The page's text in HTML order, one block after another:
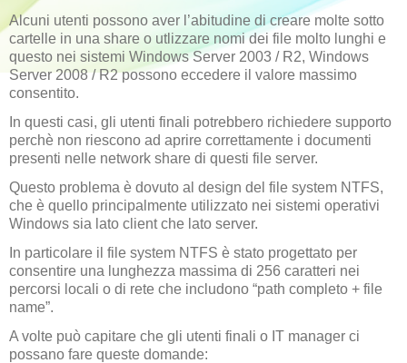
Alcuni utenti possono aver l’abitudine di creare molte sotto
cartelle in una share o utlizzare nomi dei file molto lunghi e
questo nei sistemi Windows Server 2003 / R2, Windows
Server 2008 / R2 possono eccedere il valore massimo
consentito.
In questi casi, gli utenti finali potrebbero richiedere supporto
perchè non riescono ad aprire correttamente i documenti
presenti nelle network share di questi file server.
Questo problema è dovuto al design del file system NTFS,
che è quello principalmente utilizzato nei sistemi operativi
Windows sia lato client che lato server.
In particolare il file system NTFS è stato progettato per
consentire una lunghezza massima di 256 caratteri nei
percorsi locali o di rete che includono “path completo + file
name”.
A volte può capitare che gli utenti finali o IT manager ci
possano fare queste domande: